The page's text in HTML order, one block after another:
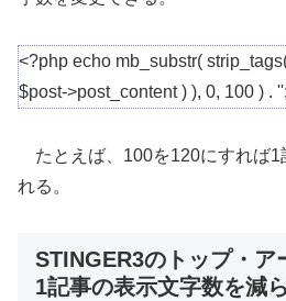
<?php echo mb_substr(
$post->post_content ) ), 0, 100 ) .
たとえば、100を120にすれば1
れる。
STINGER3のトップ・ア
1記事の表示文字数を減